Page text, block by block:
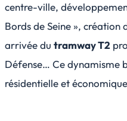
centre-ville,
Bords de Seine », création
arrivée du tramway T2
Défense… Ce dynamisme
résidentielle et